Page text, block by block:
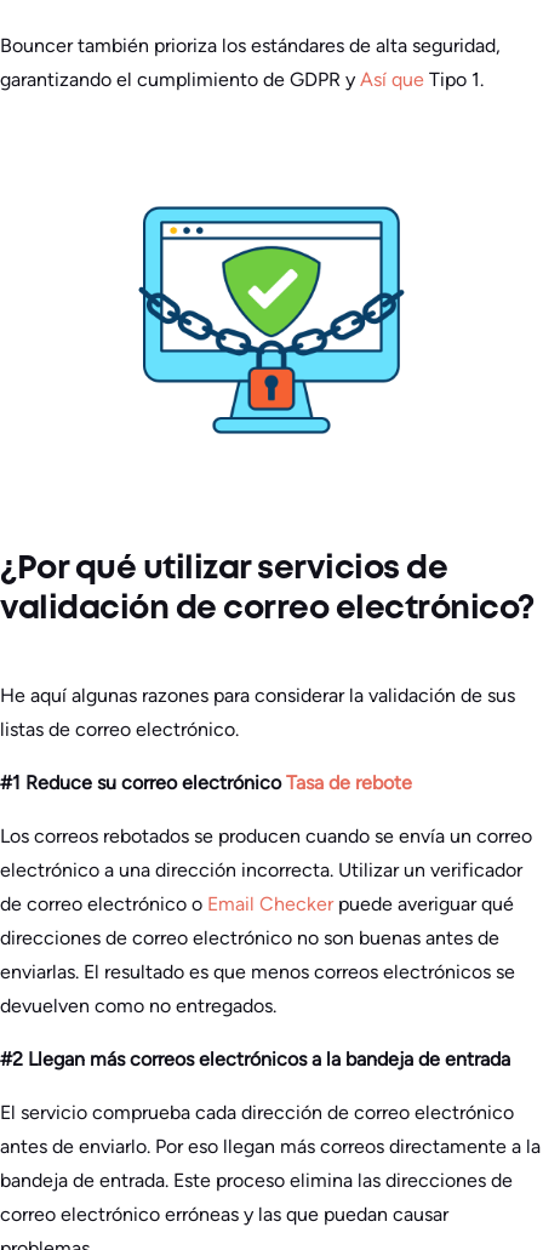
Bouncer también prioriza los estándares de alta seguridad,
garantizando el cumplimiento de GDPR y Así que Tipo 1.
¿Por qué utilizar servicios de
validación de correo electrónico?
He aquí algunas razones para considerar la validación de sus
listas de correo electrónico.
#1 Reduce su correo electrónicoTasa de rebote
Los correos rebotados se producen cuando se envía un correo
electrónico a una dirección incorrecta. Utilizar un verificador
de correo electrónico o Email Checker puede averiguar qué
direcciones de correo electrónico no son buenas antes de
enviarlas. El resultado es que menos correos electrónicos se
devuelven como no entregados.
#2 Llegan más correos electrónicos a la bandeja de entrada
El servicio comprueba cada dirección de correo electrónico
antes de enviarlo. Por eso llegan más correos directamente a la
bandeja de entrada. Este proceso elimina las direcciones de
correo electrónico erróneas y las que puedan causar